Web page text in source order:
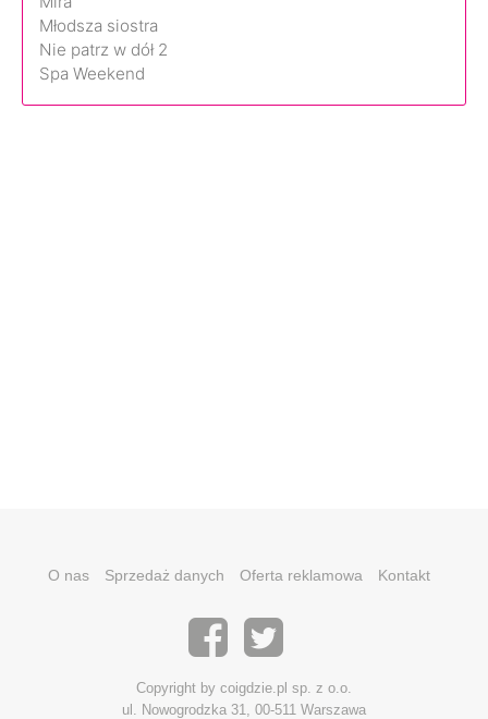
Młodsza siostra
Nie patrz w dół 2
Spa Weekend
O nas Sprzedaż danych Oferta reklamowa Kontakt
Copyright by coigdzie.pl sp. z o.o.
ul. Nowogrodzka 31, 00-511 Warszawa